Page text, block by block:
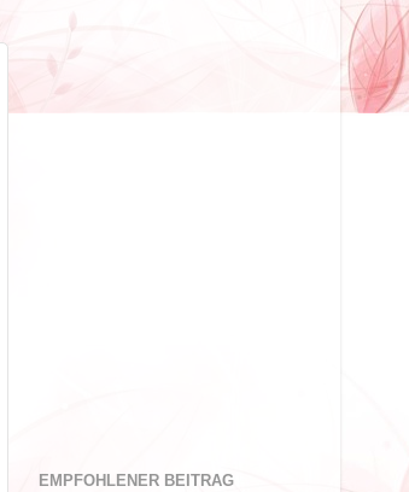
EMPFOHLENER BEITRAG